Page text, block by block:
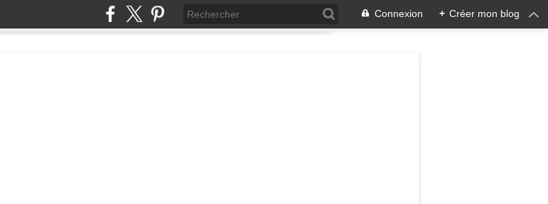
Connexion + Créer mon blog